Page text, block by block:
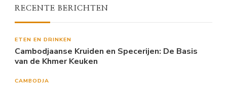
RECENTE BERICHTEN
ETEN EN DRINKEN
Cambodjaanse Kruiden en Specerijen: De Basis
van de Khmer Keuken
CAMBODJA